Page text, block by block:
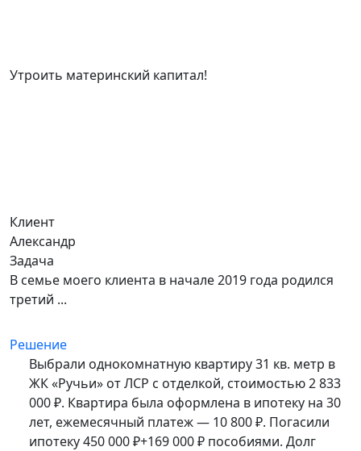
Утроить материнский капитал!
Клиент
Александр
Задача
В семье моего клиента в начале 2019 года родился
третий ...
Решение
Выбрали однокомнатную квартиру 31 кв. метр в
ЖК «Ручьи» от ЛСР с отделкой, стоимостью 2 833
000 ₽. Квартира была оформлена в ипотеку на 30
лет, ежемесячный платеж — 10 800 ₽. Погасили
ипотеку 450 000 ₽+169 000 ₽ пособиями. Долг